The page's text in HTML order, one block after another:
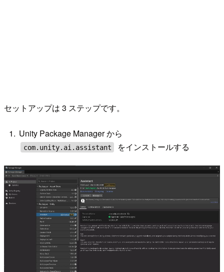
セットアップは 3 ステップです。
Unity Package Manager から
com.unity.ai.assistant をインストールする